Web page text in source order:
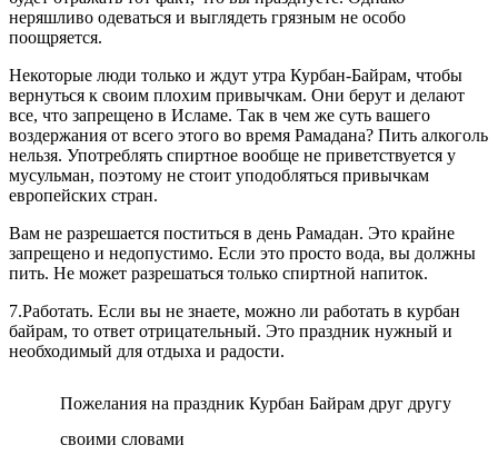
неряшливо одеваться и выглядеть грязным не особо
поощряется.
Некоторые люди только и ждут утра Курбан-Байрам, чтобы
вернуться к своим плохим привычкам. Они берут и делают
все, что запрещено в Исламе. Так в чем же суть вашего
воздержания от всего этого во время Рамадана? Пить алкоголь
нельзя. Употреблять спиртное вообще не приветствуется у
мусульман, поэтому не стоит уподобляться привычкам
европейских стран.
Вам не разрешается поститься в день Рамадан. Это крайне
запрещено и недопустимо. Если это просто вода, вы должны
пить. Не может разрешаться только спиртной напиток.
7.Работать. Если вы не знаете, можно ли работать в курбан
байрам, то ответ отрицательный. Это праздник нужный и
необходимый для отдыха и радости.
Пожелания на праздник Курбан Байрам друг другу
своими словами